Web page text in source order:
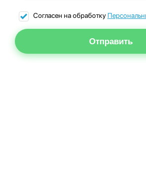
Согласен на обработку
Отправить